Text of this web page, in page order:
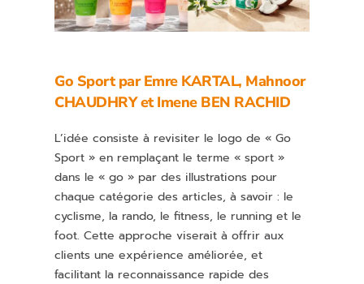
Go Sport parEmre KARTAL, Mahnoor
CHAUDHRYetImene BEN RACHID
L’idée consiste à revisiter le logo de « Go
Sport » en remplaçant le terme « sport »
dans le « go » par des illustrations pour
chaque catégorie des articles, à savoir : le
cyclisme, la rando, le fitness, le running et le
foot. Cette approche viserait à offrir aux
clients une expérience améliorée, et
facilitant la reconnaissance rapide des